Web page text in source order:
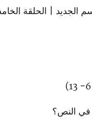
الجديد | الحلقة
في النص؟